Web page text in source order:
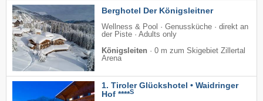
Berghotel Der Königsleitner
Wellness & Pool · Genussküche · direkt an
der Piste · Adults only
Königsleiten · 0 m zum Skigebiet Zillertal
Arena
1. Tiroler Glückshotel • Waidringer
Hof ****S